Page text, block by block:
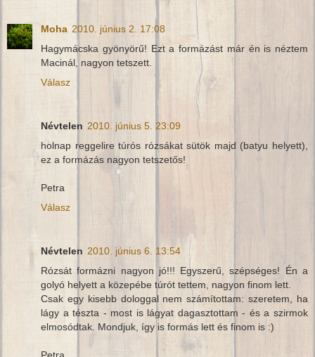
Moha 2010. június 2. 17:08
Hagymácska gyönyörű! Ezt a formázást már én is néztem
Macinál, nagyon tetszett.
Válasz
Névtelen 2010. június 5. 23:09
holnap reggelire túrós rózsákat sütök majd (batyu helyett),
ez a formázás nagyon tetszetős!
Petra
Válasz
Névtelen 2010. június 6. 13:54
Rózsát formázni nagyon jó!!! Egyszerű, szépséges! Én a
golyó helyett a közepébe túrót tettem, nagyon finom lett.
Csak egy kisebb dologgal nem számítottam: szeretem, ha
lágy a tészta - most is lágyat dagasztottam - és a szirmok
elmosódtak. Mondjuk, így is formás lett és finom is :)